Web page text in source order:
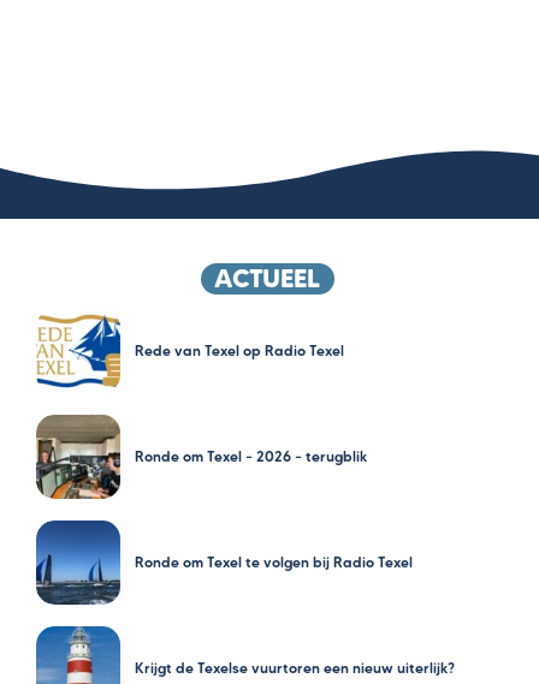
ACTUEEL
Rede van Texel op Radio Texel
Ronde om Texel – 2026 – terugblik
Ronde om Texel te volgen bij Radio Texel
Krijgt de Texelse vuurtoren een nieuw uiterlijk?